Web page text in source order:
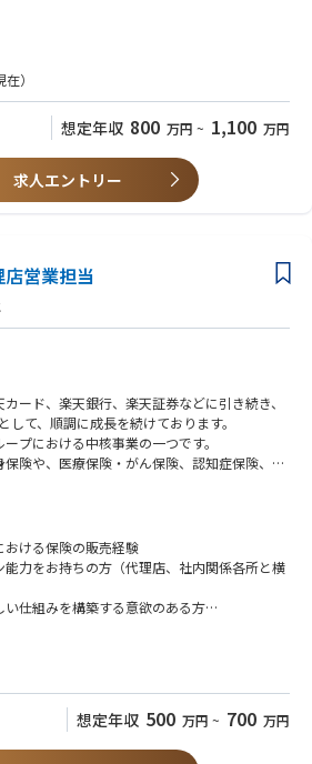
真心をこめた迅速で適正な保険金支払を行うこ
サービス第一部、第二部、損害サービス業務
動車保険を担当する損害サービス第二部の各セ
の損害調査、示談交渉・協定、保険金支払に
たします。
ございます。
ーバイザー、リーダー、事案担当者により構
です。
構成で、中途入社の方は損害サービス業務経験
務の経験があることが望ましい
点取得必要となります
）
想定年収 800 万円 ~ 1,100 万円
求人エントリー
営業担当
ード、楽天銀行、楽天証券などに引き続き、
して、順調に成長を続けております。
プにおける中核事業の一つです。
険や、医療保険・がん保険、認知症保険、若
らに住宅ローン向けの団体信用生命保険など
チャネルや、楽天会員基盤を中心に幅広く展開
など、幅広くご提案をしております。
会社として、また楽天グループの技術力を相談
して画期的な保険ソリューションを提供して
店があり、都道府県ごとに拠点を形成してお
保険だけでなく、損害保険・ペット保険の販売
。
おける保険の販売経験
能力をお持ちの方（代理店、社内関係各所と横
い仕組みを構築する意欲のある方
業の経験
親しみがあり、活用方法を考えるのが得意な
トなど、集計に必要な関数が問題なく使えるレ
想定年収 500 万円 ~ 700 万円